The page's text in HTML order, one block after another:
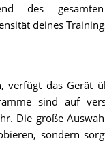
des
deines
verfügt das Gerät
sind auf
Die große
sondern